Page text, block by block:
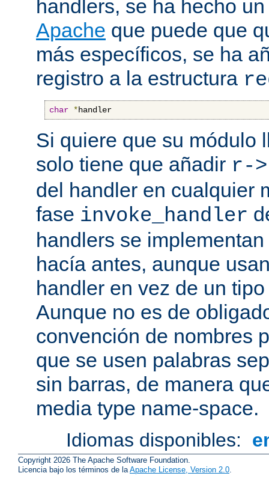
handlers, se ha hecho
Apache que puede que
más específicos, se ha
registro a la estructura
char *handler
Si quiere que su módulo
solo tiene que añadir r-
del handler en cualquier
fase invoke_handler
handlers se
hacía antes, aunque
handler en vez de un
Aunque no es de
convención de nombres
que se usen palabras
sin barras, de manera
media type name-space.
Idiomas disponibles:
Copyright 2026 The Apache Software Foundation.
Licencia bajo los términos de laApache License, Version 2.0.